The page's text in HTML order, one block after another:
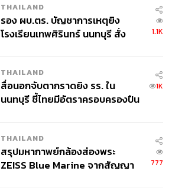
THAILAND
รอง ผบ.ตร. บัญชาการเหตุยิง
โรงเรียนเทพศิรินทร์ นนทบุรี สั่ง
1.1K
THAILAND
สื่อนอกจับตากราดยิง รร. ใน
นนทบุรี ชี้ไทยมีอัตราครอบครองปืน
1K
THAILAND
สรุปมหากาพย์กล้องส่องพระ
ZEISS Blue Marine จากสัญญา
777